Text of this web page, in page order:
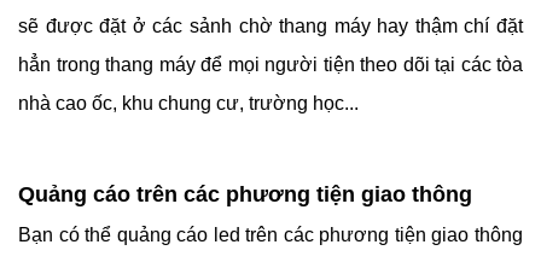
sẽ được đặt ở các sảnh chờ thang máy hay thậm chí đặt
hẳn trong thang máy để mọi người tiện theo dõi tại các tòa
nhà cao ốc, khu chung cư, trường học...
Quảng cáo trên các phương tiện giao thông
Bạn có thể quảng cáo led trên các phương tiện giao thông